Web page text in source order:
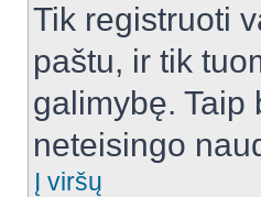
Tik registruoti
paštu, ir tik
galimybę.
neteisingo
Į viršų